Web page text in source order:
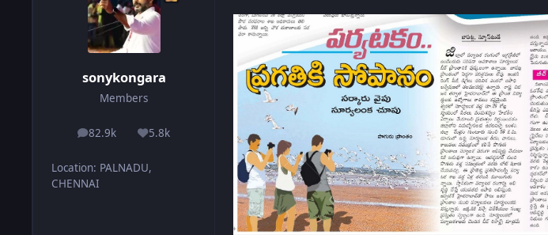
sonykongara
Members
82.9k
posts 5.8k
Reputation
Location: PALNADU,
CHENNAI